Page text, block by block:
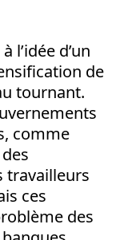
l’idée d’un
de
tournant.
comme
travailleurs
ces
des